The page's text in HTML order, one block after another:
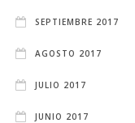
SEPTIEMBRE 2017
AGOSTO 2017
JULIO 2017
JUNIO 2017